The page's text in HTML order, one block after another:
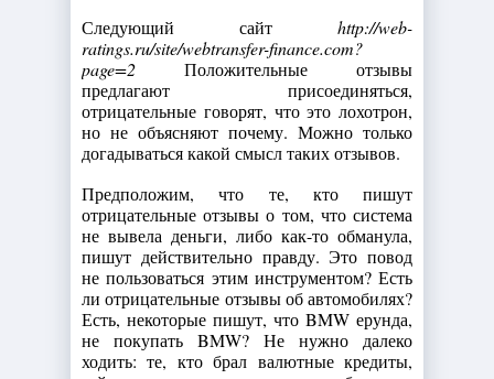
Следующий сайт http://web-
ratings.ru/site/webtransfer-finance.com?
page=2 Положительные отзывы
предлагают присоединяться,
отрицательные говорят, что это лохотрон,
но не объясняют почему. Можно только
догадываться какой смысл таких отзывов.
Предположим, что те, кто пишут
отрицательные отзывы о том, что система
не вывела деньги, либо как-то обманула,
пишут действительно правду. Это повод
не пользоваться этим инструментом? Есть
ли отрицательные отзывы об автомобилях?
Есть, некоторые пишут, что BMW ерунда,
не покупать BMW? Не нужно далеко
ходить: те, кто брал валютные кредиты,